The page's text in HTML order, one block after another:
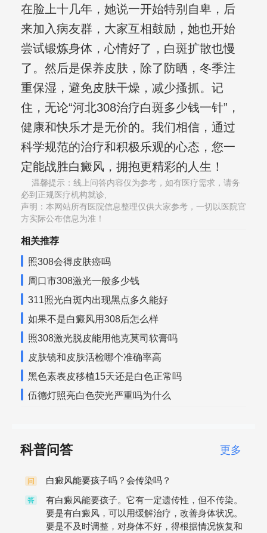
在脸上十几年，她说一开始特别自卑，后
来加入病友群，大家互相鼓励，她也开始
尝试锻炼身体，心情好了，白斑扩散也慢
了。然后是保养皮肤，除了防晒，冬季注
重保湿，避免皮肤干燥，减少搔抓。记
住，无论“河北308治疗白斑多少钱一针”，
健康和快乐才是无价的。我们相信，通过
科学规范的治疗和积极乐观的心态，您一
定能战胜白癜风，拥抱更精彩的人生！
温馨提示：线上问答内容仅为参考，如有医疗需求，请务
必到正规医疗机构就诊,
声明：本网站所有医院信息整理仅供大家参考，一切以医院官
方实际公布信息为准！
相关推荐
照308会得皮肤癌吗
周口市308激光一般多少钱
311照光白斑内出现黑点多久能好
如果不是白癜风用308后怎么样
照308激光脱皮能用他克莫司软膏吗
皮肤镜和皮肤活检哪个准确率高
黑色素表皮移植15天还是白色正常吗
伍德灯照亮白色荧光严重吗为什么
科普问答 更多
问 白癜风能要孩子吗？会传染吗？
答
有白癜风能要孩子。它有一定遗传性，但不传染。
要是有白癜风，可以用缓解治疗，改善身体状况。
要是不及时调整，对身体不好，得根据情况恢复和